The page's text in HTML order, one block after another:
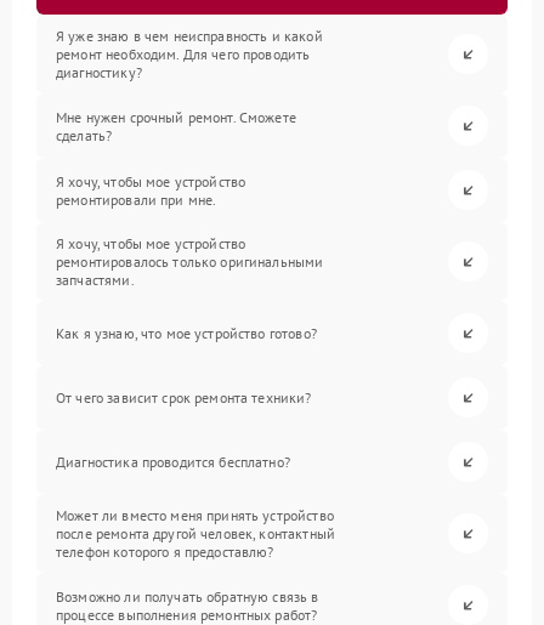
Я уже знаю в чем неисправность и какой
ремонт необходим. Для чего проводить
диагностику?
Мне нужен срочный ремонт. Сможете
сделать?
Я хочу, чтобы мое устройство
ремонтировали при мне.
Я хочу, чтобы мое устройство
ремонтировалось только оригинальными
запчастями.
Как я узнаю, что мое устройство готово?
От чего зависит срок ремонта техники?
Диагностика проводится бесплатно?
Может ли вместо меня принять устройство
после ремонта другой человек, контактный
телефон которого я предоставлю?
Возможно ли получать обратную связь в
процессе выполнения ремонтных работ?